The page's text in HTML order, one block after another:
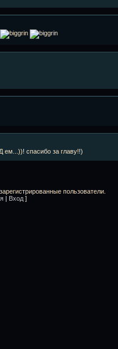
ем...))! спасибо за главу!!)
пользователи.
| Вход ]